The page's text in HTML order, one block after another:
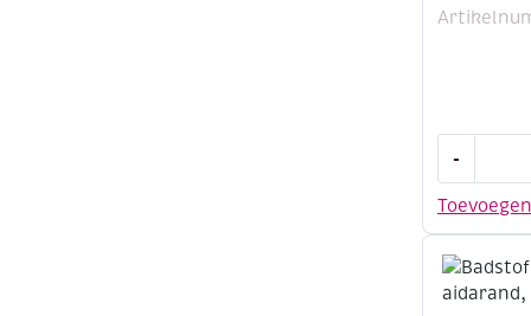
Toevoegen
-
met
23x15cm,
gebroken
wit